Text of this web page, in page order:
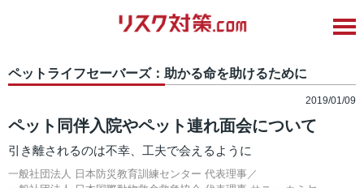
ペットライフセーバーズ：助かる命を助けるために
2019/01/09
ペット同伴入院やペット連れ面会について
引き離されるのは不幸、工夫で会えるように
一般社団法人 日本防災教育訓練センター 代表理事／